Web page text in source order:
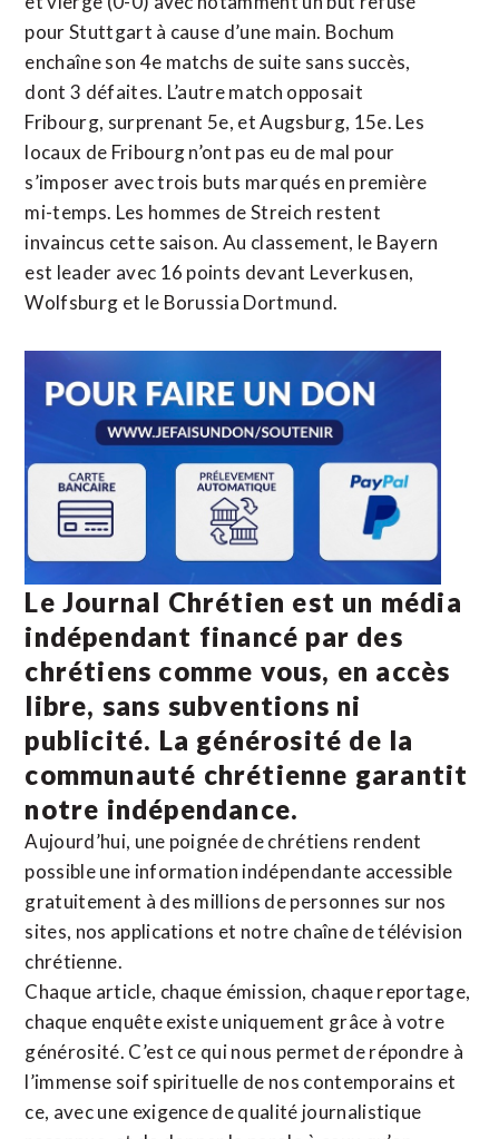
pour Stuttgart à cause d’une main. Bochum
enchaîne son 4e matchs de suite sans succès,
dont 3 défaites. L’autre match opposait
Fribourg, surprenant 5e, et Augsburg, 15e. Les
locaux de Fribourg n’ont pas eu de mal pour
s’imposer avec trois buts marqués en première
mi-temps. Les hommes de Streich restent
invaincus cette saison. Au classement, le Bayern
est leader avec 16 points devant Leverkusen,
Wolfsburg et le Borussia Dortmund.
Le Journal Chrétien est un média
indépendant financé par des
chrétiens comme vous, en accès
libre, sans subventions ni
publicité. La générosité de la
communauté chrétienne garantit
notre indépendance.
Aujourd’hui, une poignée de chrétiens rendent
possible une information indépendante accessible
gratuitement à des millions de personnes sur nos
sites, nos applications et notre chaîne de télévision
chrétienne.
Chaque article, chaque émission, chaque reportage,
chaque enquête existe uniquement grâce à votre
générosité. C’est ce qui nous permet de répondre à
l’immense soif spirituelle de nos contemporains et
ce, avec une exigence de qualité journalistique